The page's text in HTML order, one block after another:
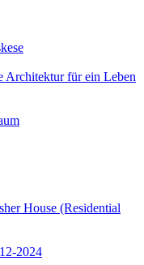
Architektur für ein Leben
House (Residential
2024